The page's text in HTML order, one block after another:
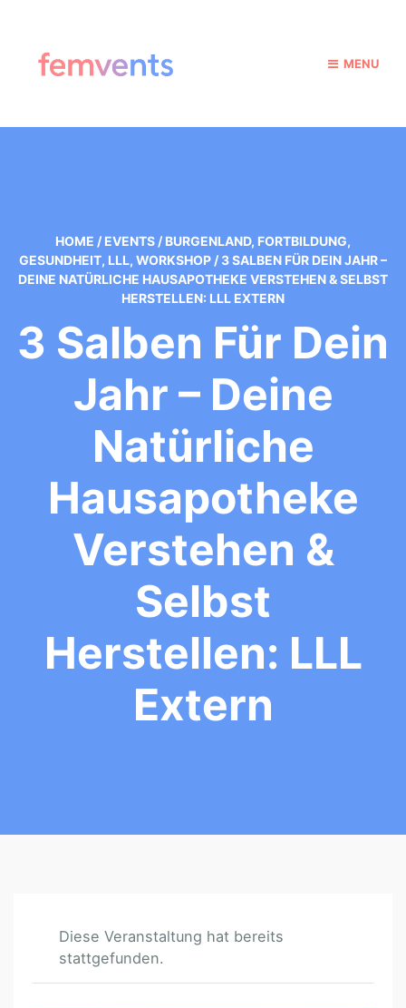
MENU
HOME / EVENTS / BURGENLAND, FORTBILDUNG,
GESUNDHEIT, LLL, WORKSHOP / 3 SALBEN FÜR DEIN JAHR –
DEINE NATÜRLICHE HAUSAPOTHEKE VERSTEHEN & SELBST
HERSTELLEN: LLL EXTERN
3 Salben Für Dein
Jahr – Deine
Natürliche
Hausapotheke
Verstehen &
Selbst
Herstellen: LLL
Extern
Diese Veranstaltung hat bereits
stattgefunden.